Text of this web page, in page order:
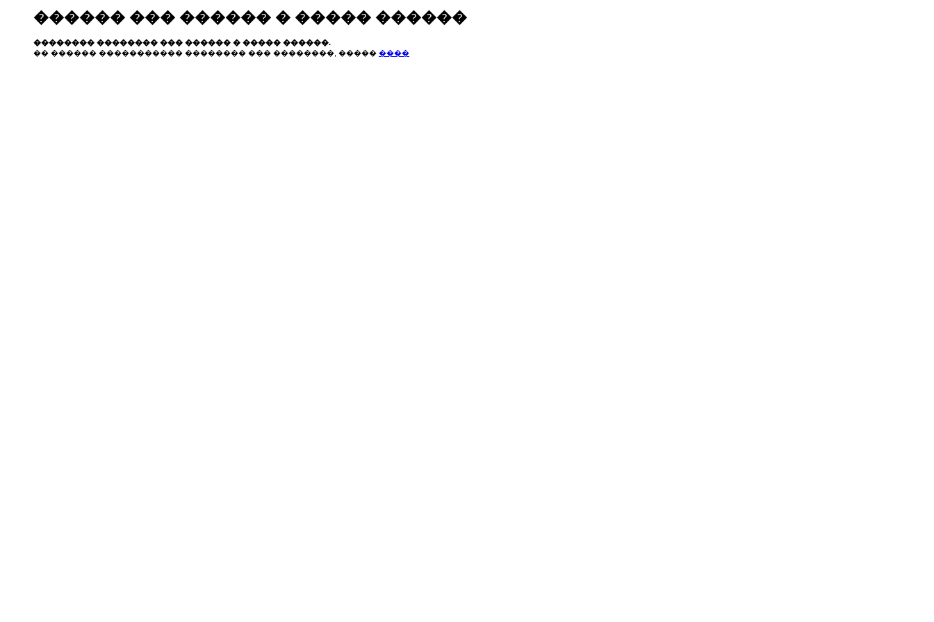
������ ��� ������ � ����� ������
�������� �������� ��� ������ � ����� ������.
�� ������ ����������� �������� ��� ��������, ����� ����